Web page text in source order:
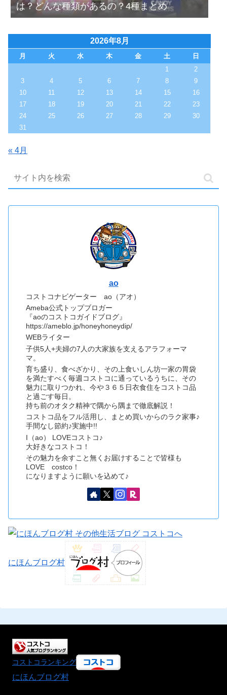
は？どんな種類があるの？4種まとめ
2026年8月
月 火 水 木 金 土
日
1
2
3
4 5 6 7 8
9
10
11 12 13 14 15
16
17
18 19 20 21 22
23
24
25 26 27 28 29
30
31
« 4月
ao
コストコナビゲーター ao（アオ）
Ameba公式トップブロガー
『aoのコストコガイドブログ』
https://ameblo.jp/honeyhoneydip/
WEBライター
子供5人+夫婦の7人の大家族を支えるアラフォーマ
マ。
育ち盛り、食べざかり、その上食いしん坊一家の胃袋
を満たすべく毎週コストコに通っているうちに、その
魅力に取りつかれ、今や３６５日衣食住をコストコ品
と過ごす毎日。
持ち前のオタク精神で隅から隅まで徹底解説！
コストコ品をフル活用し、まとめ買いからのラク家事♪
手間なし節約♪実施中!!
I（ao） LOVEコストコ♪
大好きなコストコ！
その魅力を余すこと無くお届けすることで皆様も
LOVE costco！
になりますように願いを込めて♪
にほんブログ村
コストコランキング
にほんブログ村